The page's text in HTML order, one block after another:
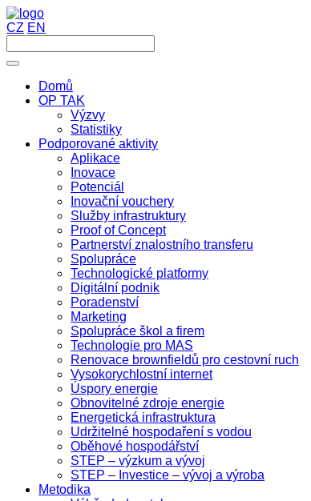
CZ EN
Domů
OP TAK
Výzvy
Statistiky
Podporované aktivity
Aplikace
Inovace
Potenciál
Inovační vouchery
Služby infrastruktury
Proof of Concept
Partnerství znalostního transferu
Spolupráce
Technologické platformy
Digitální podnik
Poradenství
Marketing
Spolupráce škol a firem
Technologie pro MAS
Renovace brownfieldů pro cestovní ruch
Vysokorychlostní internet
Úspory energie
Obnovitelné zdroje energie
Energetická infrastruktura
Udržitelné hospodaření s vodou
Oběhové hospodářství
STEP – výzkum a vývoj
STEP – Investice – vývoj a výroba
Metodika